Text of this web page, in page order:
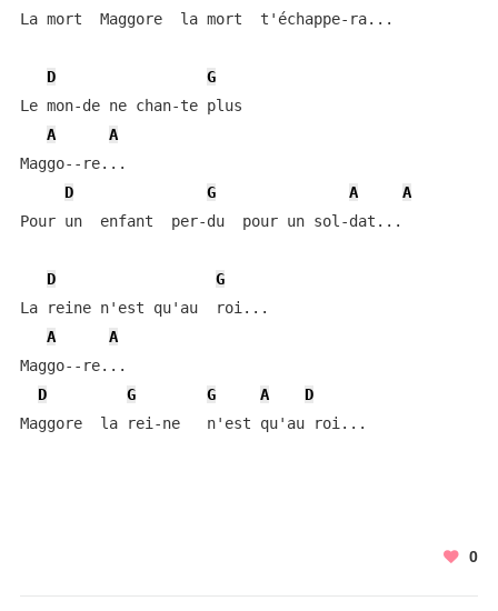
La mort  Maggore  la mort  t'échappe-ra...
D
G
Le mon-de ne chan-te plus
A
A
Maggo--re...
D
G A
A
Pour un  enfant  per-du  pour un sol-dat...
D
G
La reine n'est qu'au  roi...
A
A
Maggo--re...
D
G G A
D
Maggore  la rei-ne   n'est qu'au roi...
0